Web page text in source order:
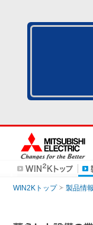
WIN2Kトップ 製品情報